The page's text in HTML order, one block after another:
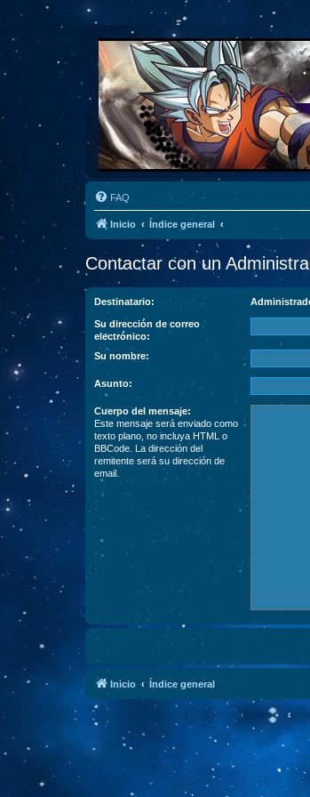
FAQ
Inicio Índice general
Contactar con un
Destinatario:
Su dirección de correo
electrónico:
Su nombre:
Asunto:
Cuerpo del mensaje:
Este mensaje será enviado como
texto plano, no incluya HTML o
BBCode. La dirección del
remitente será su dirección de
email.
Inicio Índice general